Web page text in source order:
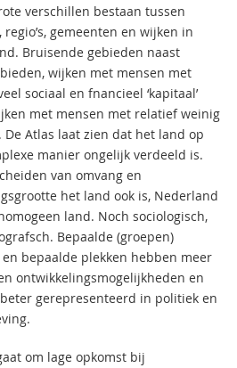
verschillen bestaan tussen
regio’s, gemeenten en wijken in
Bruisende gebieden naast
wijken met mensen met
sociaal en fnancieel ‘kapitaal’
met mensen met relatief weinig
De Atlas laat zien dat het land op
manier ongelijk verdeeld is.
van omvang en
het land ook is, Nederland
land. Noch sociologisch,
Bepaalde (groepen)
bepaalde plekken hebben meer
ontwikkelingsmogelijkheden en
gerepresenteerd in politiek en
om lage opkomst bij